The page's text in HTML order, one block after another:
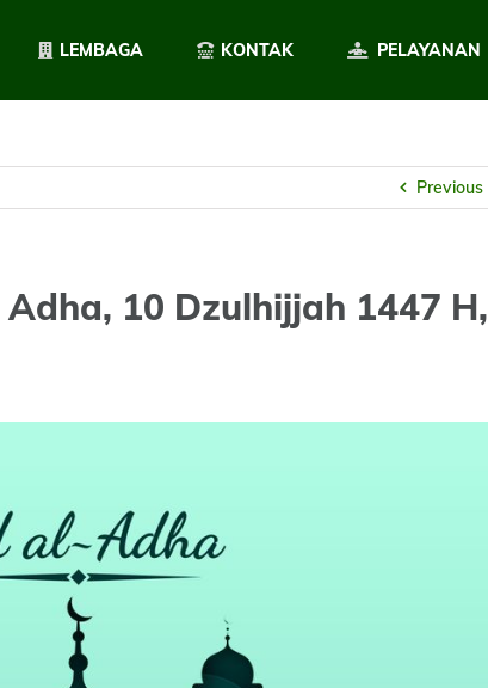
LEMBAGA KONTAK PELAYANAN
Previous
10 Dzulhijjah 1447 H,